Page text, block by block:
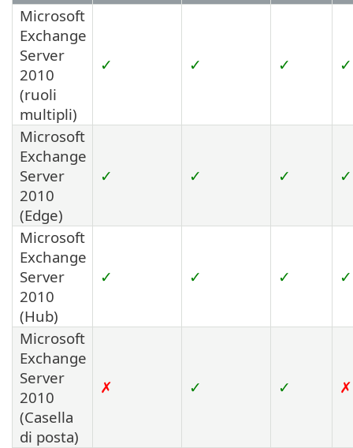
Microsoft
Exchange
Server
2010
(ruoli
multipli)
✓ ✓ ✓ ✓
Microsoft
Exchange
Server
2010
(Edge)
✓ ✓ ✓ ✓
Microsoft
Exchange
Server
2010
(Hub)
✓ ✓ ✓ ✓
Microsoft
Exchange
Server
2010
(Casella
di posta)
✗ ✓ ✓ ✗